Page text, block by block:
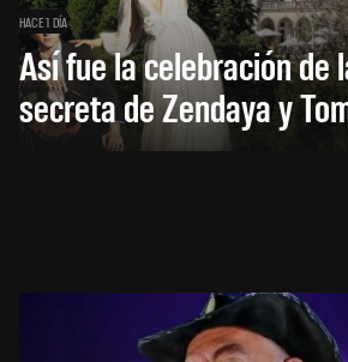
HACE 1 DÍA
Así fue la celebración de
secreta de Zendaya y